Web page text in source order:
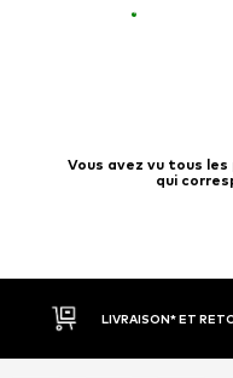
Vous avez vu tous
qui
LIVRAISON* ET